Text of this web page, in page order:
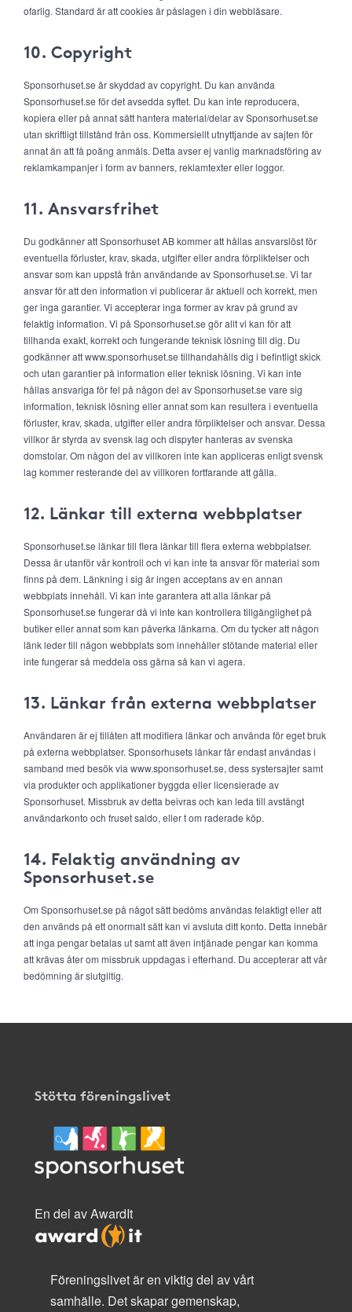
ofarlig. Standard är att cookies är påslagen i din webbläsare.
10. Copyright
Sponsorhuset.se är skyddad av copyright. Du kan använda
Sponsorhuset.se för det avsedda syftet. Du kan inte reproducera,
kopiera eller på annat sätt hantera material/delar av Sponsorhuset.se
utan skriftligt tillstånd från oss. Kommersiellt utnyttjande av sajten för
annat än att få poäng anmäls. Detta avser ej vanlig marknadsföring av
reklamkampanjer i form av banners, reklamtexter eller loggor.
11. Ansvarsfrihet
Du godkänner att Sponsorhuset AB kommer att hållas ansvarslöst för
eventuella förluster, krav, skada, utgifter eller andra förpliktelser och
ansvar som kan uppstå från användande av Sponsorhuset.se. Vi tar
ansvar för att den information vi publicerar är aktuell och korrekt, men
ger inga garantier. Vi accepterar inga former av krav på grund av
felaktig information. Vi på Sponsorhuset.se gör allt vi kan för att
tillhanda exakt, korrekt och fungerande teknisk lösning till dig. Du
godkänner att www.sponsorhuset.se tillhandahålls dig i befintligt skick
och utan garantier på information eller teknisk lösning. Vi kan inte
hållas ansvariga för fel på någon del av Sponsorhuset.se vare sig
information, teknisk lösning eller annat som kan resultera i eventuella
förluster, krav, skada, utgifter eller andra förpliktelser och ansvar. Dessa
villkor är styrda av svensk lag och dispyter hanteras av svenska
domstolar. Om någon del av villkoren inte kan appliceras enligt svensk
lag kommer resterande del av villkoren fortfarande att gälla.
12. Länkar till externa webbplatser
Sponsorhuset.se länkar till flera länkar till flera externa webbplatser.
Dessa är utanför vår kontroll och vi kan inte ta ansvar för material som
finns på dem. Länkning i sig är ingen acceptans av en annan
webbplats innehåll. Vi kan inte garantera att alla länkar på
Sponsorhuset.se fungerar då vi inte kan kontrollera tillgänglighet på
butiker eller annat som kan påverka länkarna. Om du tycker att någon
länk leder till någon webbplats som innehåller stötande material eller
inte fungerar så meddela oss gärna så kan vi agera.
13. Länkar från externa webbplatser
Användaren är ej tillåten att modifiera länkar och använda för eget bruk
på externa webbplatser. Sponsorhusets länkar får endast användas i
samband med besök via www.sponsorhuset.se, dess systersajter samt
via produkter och applikationer byggda eller licensierade av
Sponsorhuset. Missbruk av detta beivras och kan leda till avstängt
användarkonto och fruset saldo, eller t om raderade köp.
14. Felaktig användning av
Sponsorhuset.se
Om Sponsorhuset.se på något sätt bedöms användas felaktigt eller att
den används på ett onormalt sätt kan vi avsluta ditt konto. Detta innebär
att inga pengar betalas ut samt att även intjänade pengar kan komma
att krävas åter om missbruk uppdagas i efterhand. Du accepterar att vår
bedömning är slutgiltig.
Stötta föreningslivet
En del av AwardIt
Föreningslivet är en viktig del av vårt
samhälle. Det skapar gemenskap,